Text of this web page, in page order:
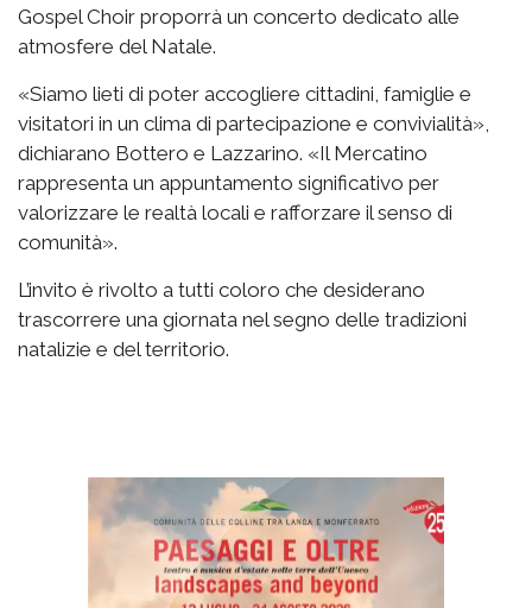
Gospel Choir proporrà un concerto dedicato alle
atmosfere del Natale.
«Siamo lieti di poter accogliere cittadini, famiglie e
visitatori in un clima di partecipazione e convivialità»,
dichiarano Bottero e Lazzarino. «Il Mercatino
rappresenta un appuntamento significativo per
valorizzare le realtà locali e rafforzare il senso di
comunità».
L’invito è rivolto a tutti coloro che desiderano
trascorrere una giornata nel segno delle tradizioni
natalizie e del territorio.